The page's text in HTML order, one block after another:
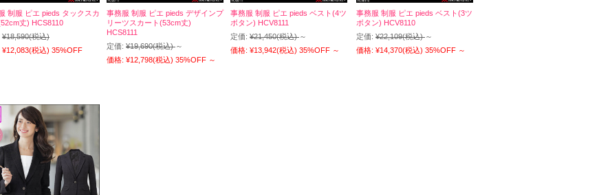
制服 ピエ pieds タックスカ
丈) HCS8110
¥18,590(税込)
¥12,083(税込) 35%OFF
事務服 制服 ピエ pieds デザインプ
リーツスカート(53cm丈)
HCS8111
定価: ¥19,690(税込) ～
価格: ¥12,798(税込) 35%OFF ～
事務服 制服 ピエ pieds ベスト(4ツ
ボタン) HCV8111
定価: ¥21,450(税込) ～
価格: ¥13,942(税込) 35%OFF ～
事務服 制服 ピエ pieds ベスト(3ツ
ボタン) HCV8110
定価: ¥22,109(税込) ～
価格: ¥14,370(税込) 35%OFF ～